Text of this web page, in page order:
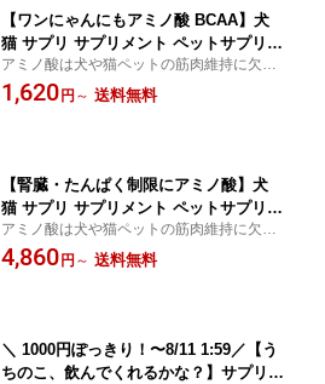
【ワンにゃんにもアミノ酸 BCAA】犬
猫 サプリ サプリメント ペットサプリ
アミノ酸 BCAA 腎臓サポート 腎臓療法
食 併用可 犬用 猫用 うさぎ リジン タウ
アミノ酸は犬や猫ペットの筋肉維持に欠か
せない栄養素。腎臓に負担が無く腎臓病で
療法食や腎臓ケアのフード、サポート食で
1,620 円 ～ 送料無料
【腎臓・たんぱく制限にアミノ酸】犬
猫 サプリ サプリメント ペットサプリ
アミノ酸 BCAA 腎臓 を守る 腎臓療法食
併用可 犬用 猫用 ペット用 リジン タウ
アミノ酸は犬や猫ペットの筋肉維持に欠か
せない栄養素。腎臓に負担が無く腎臓病で
療法食や腎臓ケアのフード、サポート食で
4,860 円 ～ 送料無料
＼ 1000円ぽっきり！〜8/11 1:59／【う
ちのこ、飲んでくれるかな？】サプリメ